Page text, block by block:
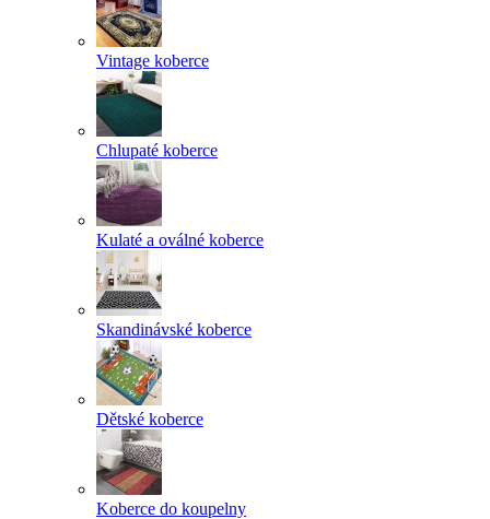
Vintage koberce
Chlupaté koberce
Kulaté a oválné koberce
Skandinávské koberce
Dětské koberce
Koberce do koupelny